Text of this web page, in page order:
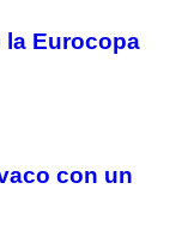
la Eurocopa
con un